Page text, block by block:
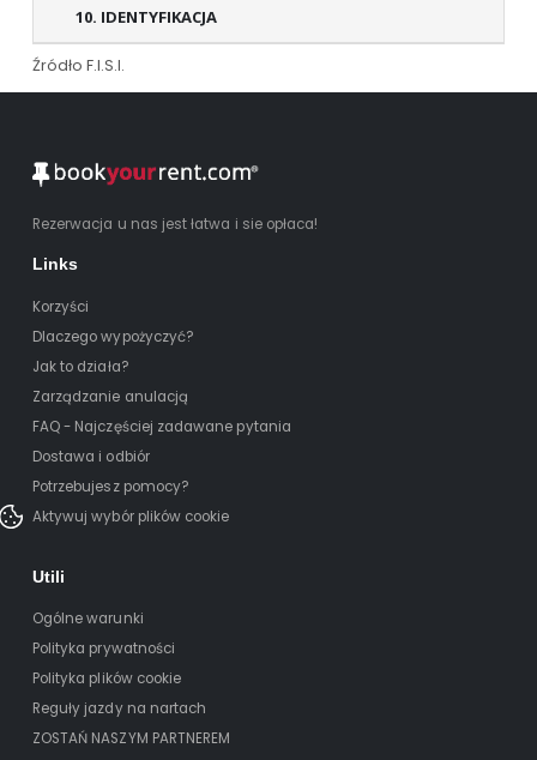
10. IDENTYFIKACJA
Źródło F.I.S.I.
Rezerwacja u nas jest łatwa i sie opłaca!
Links
Korzyści
Dlaczego wypożyczyć?
Jak to działa?
Zarządzanie anulacją
FAQ - Najczęściej zadawane pytania
Dostawa i odbiór
Potrzebujesz pomocy?
Aktywuj wybór plików cookie
Utili
Ogólne warunki
Polityka prywatności
Polityka plików cookie
Reguły jazdy na nartach
ZOSTAŃ NASZYM PARTNEREM